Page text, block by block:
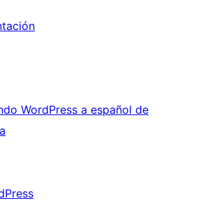
WordPress a español de